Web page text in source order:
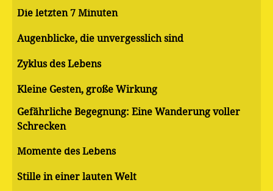
Die letzten 7 Minuten
Augenblicke, die unvergesslich sind
Zyklus des Lebens
Kleine Gesten, große Wirkung
Gefährliche Begegnung: Eine Wanderung voller
Schrecken
Momente des Lebens
Stille in einer lauten Welt